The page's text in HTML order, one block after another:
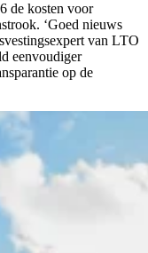
de kosten voor
‘Goed nieuws
van LTO
eenvoudiger
op de